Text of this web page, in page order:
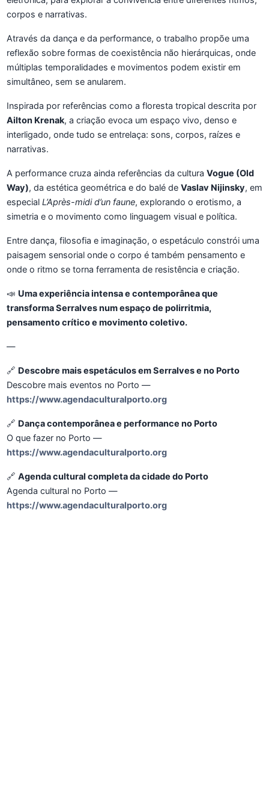
corpos e narrativas.
Através da dança e da performance, o trabalho propõe uma
reflexão sobre formas de coexistência não hierárquicas, onde
múltiplas temporalidades e movimentos podem existir em
simultâneo, sem se anularem.
Inspirada por referências como a floresta tropical descrita por
Ailton Krenak, a criação evoca um espaço vivo, denso e
interligado, onde tudo se entrelaça: sons, corpos, raízes e
narrativas.
A performance cruza ainda referências da cultura Vogue (Old
Way), da estética geométrica e do balé de Vaslav Nijinsky, em
especial L’Après-midi d’un faune, explorando o erotismo, a
simetria e o movimento como linguagem visual e política.
Entre dança, filosofia e imaginação, o espetáculo constrói uma
paisagem sensorial onde o corpo é também pensamento e
onde o ritmo se torna ferramenta de resistência e criação.
📣 Uma experiência intensa e contemporânea que
transforma Serralves num espaço de polirritmia,
pensamento crítico e movimento coletivo.
—
🔗 Descobre mais espetáculos em Serralves e no Porto
Descobre mais eventos no Porto —
https://www.agendaculturalporto.org
🔗 Dança contemporânea e performance no Porto
O que fazer no Porto —
https://www.agendaculturalporto.org
🔗 Agenda cultural completa da cidade do Porto
Agenda cultural no Porto —
https://www.agendaculturalporto.org